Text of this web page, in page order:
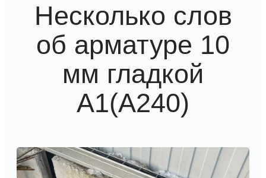
Несколько слов
об арматуре 10
мм гладкой
А1(А240)